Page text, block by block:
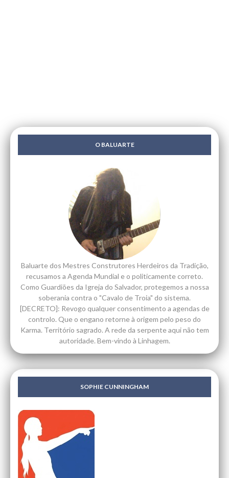
O BALUARTE
Baluarte dos Mestres Construtores Herdeiros da Tradição,
recusamos a Agenda Mundial e o politicamente correto.
Como Guardiões da Igreja do Salvador, protegemos a nossa
soberania contra o "Cavalo de Troia" do sistema.
[DECRETO]: Revogo qualquer consentimento a agendas de
controlo. Que o engano retorne à origem pelo peso do
Karma. Território sagrado. A rede da serpente aqui não tem
autoridade. Bem-vindo à Linhagem.
SOPHIE CUNNINGHAM